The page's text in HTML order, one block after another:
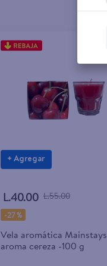
+ Agregar
L.40.00 L.55.00
-27 %
Vela aromática Mainstays
aroma cereza -100 g